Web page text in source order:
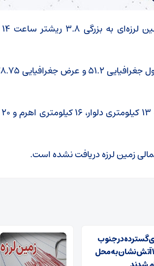
زمین لرزه دریافت نشده است.
در جنوب
لندن/ ۱۰۰ آتش‌نشان به محل